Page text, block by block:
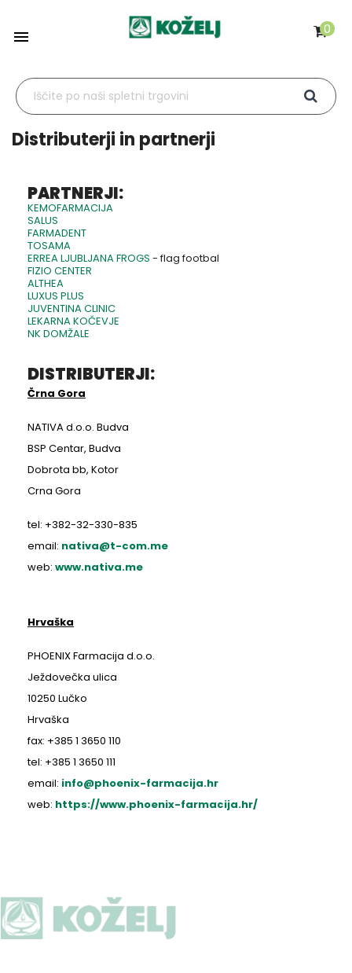
 0
Distributerji in partnerji
PARTNERJI:
KEMOFARMACIJA
SALUS
FARMADENT
TOSAMA
ERREA LJUBLJANA FROGS - flag footbal
FIZIO CENTER
ALTHEA
LUXUS PLUS
JUVENTINA CLINIC
LEKARNA KOČEVJE
NK DOMŽALE
DISTRIBUTERJI:
Črna Gora
NATIVA d.o.o. Budva
BSP Centar, Budva
Dobrota bb, Kotor
Crna Gora
tel: +382-32-330-835
email: nativa@t-com.me
web: www.nativa.me
Hrvaška
PHOENIX Farmacija d.o.o.
Ježdovečka ulica
10250 Lučko
Hrvaška
fax: +385 1 3650 110
tel: +385 1 3650 111
email: info@phoenix-farmacija.hr
web: https://www.phoenix-farmacija.hr/